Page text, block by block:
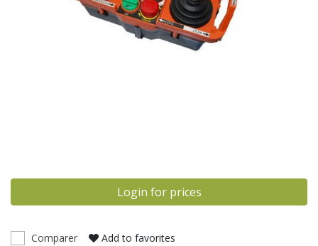
Login for prices
Comparer Add to favorites